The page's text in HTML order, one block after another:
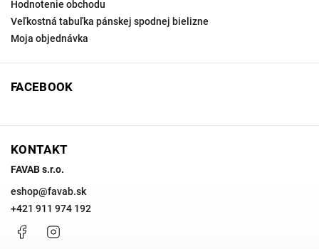
Hodnotenie obchodu
Veľkostná tabuľka pánskej spodnej bielizne
Moja objednávka
FACEBOOK
KONTAKT
FAVAB s.r.o.
eshop@favab.sk
+421 911 974 192
Facebook